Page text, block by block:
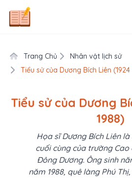
Trang Chủ
Nhân vật lịch sử
Tiểu sử của Dương Bích Liên (1924
Tiểu sử của Dương
1988)
Họa sĩ Dương Bích Liên
cuối cùng của trường
Đông Dương. Ông sinh
năm 1988, quê làng Phú